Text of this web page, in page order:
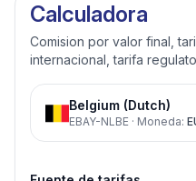
Calculadora
Comision por valor final,
internacional, tarifa
Belgium (Dutch)
EBAY-NLBE· Moneda: